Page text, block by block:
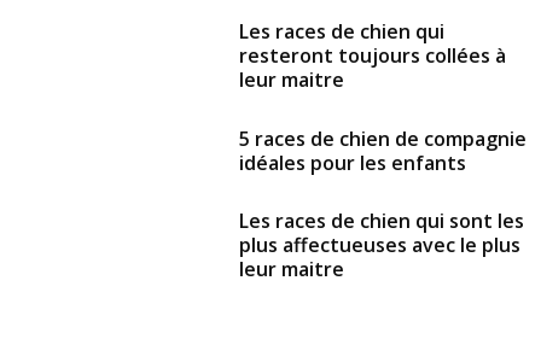
Les races de chien qui
resteront toujours collées à
leur maitre
5 races de chien de compagnie
idéales pour les enfants
Les races de chien qui sont les
plus affectueuses avec le plus
leur maitre